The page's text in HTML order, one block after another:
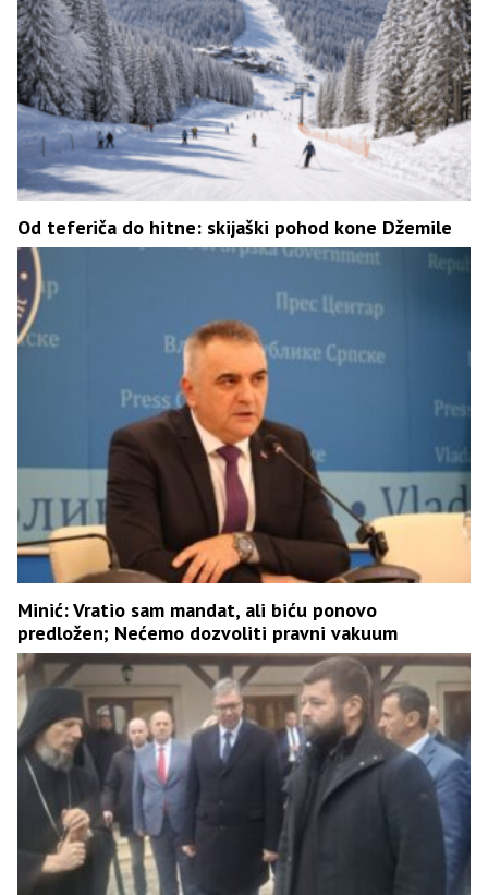
Od teferiča do hitne: skijaški pohod kone Džemile
Minić: Vratio sam mandat, ali biću ponovo
predložen; Nećemo dozvoliti pravni vakuum